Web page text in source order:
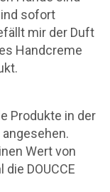
sofort
mir der Duft
Handcreme
Produkte in der
Wert von
DOUCCE